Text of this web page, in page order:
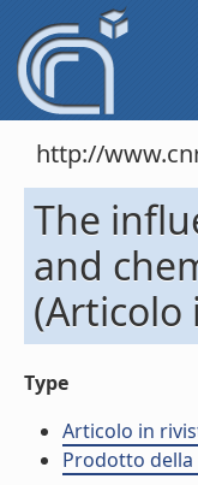
http://
The
and
(Articolo
Type
Articolo in
Prodotto della